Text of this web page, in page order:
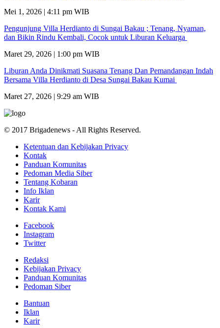
Mei 1, 2026 | 4:11 pm WIB
Pengunjung Villa Herdianto di Sungai Bakau ; Tenang, Nyaman,
dan Bikin Rindu Kembali, Cocok untuk Liburan Keluarga
Maret 29, 2026 | 1:00 pm WIB
Liburan Anda Dinikmati Suasana Tenang Dan Pemandangan Indah
Bersama Villa Herdianto di Desa Sungai Bakau Kumai
Maret 27, 2026 | 9:29 am WIB
© 2017 Brigadenews - All Rights Reserved.
Ketentuan dan Kebijakan Privacy
Kontak
Panduan Komunitas
Pedoman Media Siber
Tentang Kobaran
Info Iklan
Karir
Kontak Kami
Facebook
Instagram
Twitter
Redaksi
Kebijakan Privacy
Panduan Komunitas
Pedoman Siber
Bantuan
Iklan
Karir